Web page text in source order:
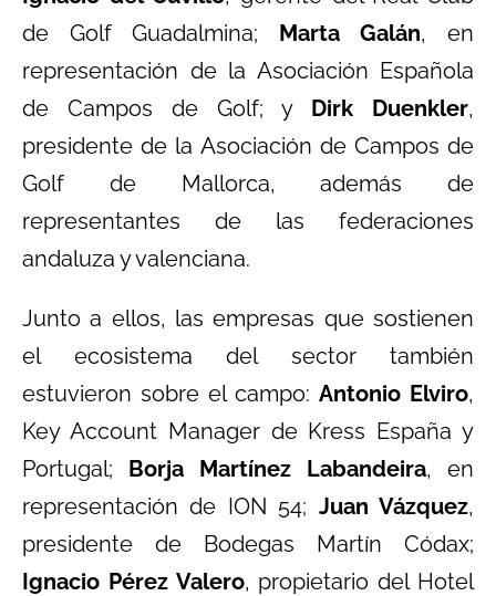
de Golf Guadalmina; Marta Galán, en
representación de la Asociación Española
de Campos de Golf; y Dirk Duenkler,
presidente de la Asociación de Campos de
Golf de Mallorca, además de
representantes de las federaciones
andaluza y valenciana.
Junto a ellos, las empresas que sostienen
el ecosistema del sector también
estuvieron sobre el campo: Antonio Elviro,
Key Account Manager de Kress España y
Portugal; Borja Martínez Labandeira, en
representación de ION 54; Juan Vázquez,
presidente de Bodegas Martín Códax;
Ignacio Pérez Valero, propietario del Hotel